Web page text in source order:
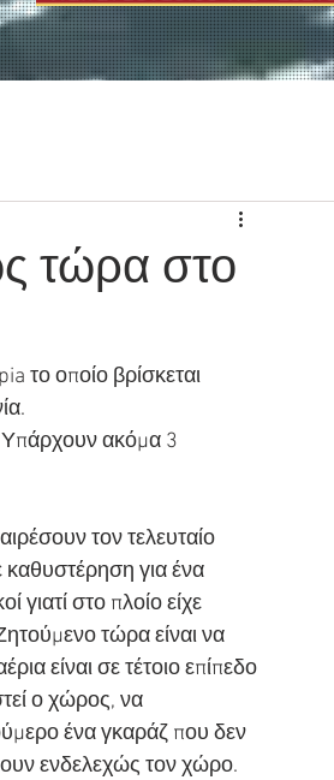
τώρα στο
το οποίο βρίσκεται
Υπάρχουν ακόμα 3
τον τελευταίο
για ένα
γιατί στο πλοίο είχε
τώρα είναι να
είναι σε τέτοιο επίπεδο
ο χώρος, να
ένα γκαράζ που δεν
ενδελεχώς τον χώρο.